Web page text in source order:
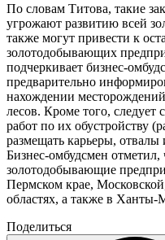
По словам Титова, такие
угрожают развитию всей
также могут привести к
золотодобывающих
подчеркивает бизнес-
предварительно
нахождении
лесов. Кроме того,
работ по их обустройству
размещать карьеры,
Бизнес-омбудсмен
золотодобывающие
Пермском крае,
областях, а также в
Поделиться